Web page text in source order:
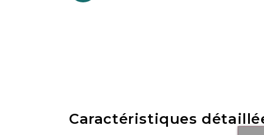
Caractéristiques